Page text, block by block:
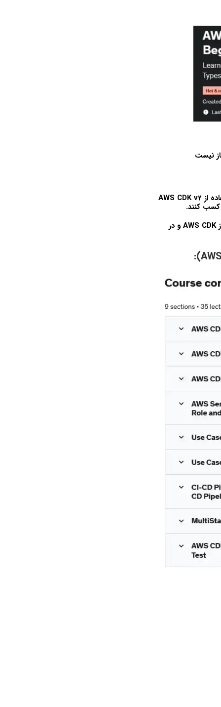
اين يک دوره آموزشي براي مبتديان AWS CDK است که قصد دارند در تهيه منابع AWS با استفاده از AWS CDK v2
از اصول اوليه مطلق در AWS CDK v2 شروع مي‌شود، سپس براي ايجاد منابع AWS با استفاده از AWS CDK و در